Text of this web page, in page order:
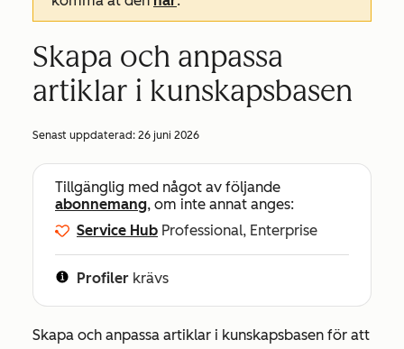
Skapa och anpassa
artiklar i kunskapsbasen
Senast uppdaterad: 26 juni 2026
Tillgänglig med något av följande
abonnemang, om inte annat anges:
Service Hub Professional, Enterprise
Profiler krävs
Skapa och anpassa artiklar i kunskapsbasen för att